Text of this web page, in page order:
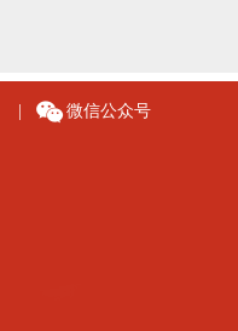
微信公众号